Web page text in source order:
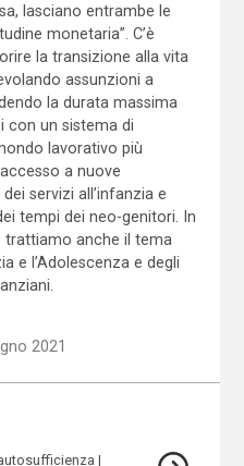
lasciano entrambe le
monetaria”. C’è
la transizione alla vita
assunzioni a
la durata massima
con un sistema di
lavorativo più
a nuove
servizi all’infanzia e
tempi dei neo-genitori. In
trattiamo anche il tema
e l’Adolescenza e degli
2021